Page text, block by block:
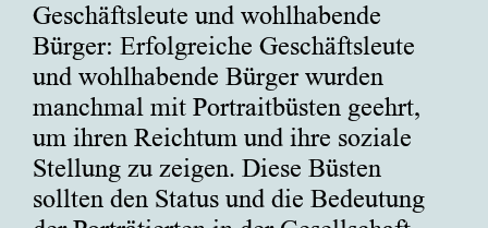
Geschäftsleute und wohlhabende
Bürger: Erfolgreiche Geschäftsleute
und wohlhabende Bürger wurden
manchmal mit Portraitbüsten geehrt,
um ihren Reichtum und ihre soziale
Stellung zu zeigen. Diese Büsten
sollten den Status und die Bedeutung